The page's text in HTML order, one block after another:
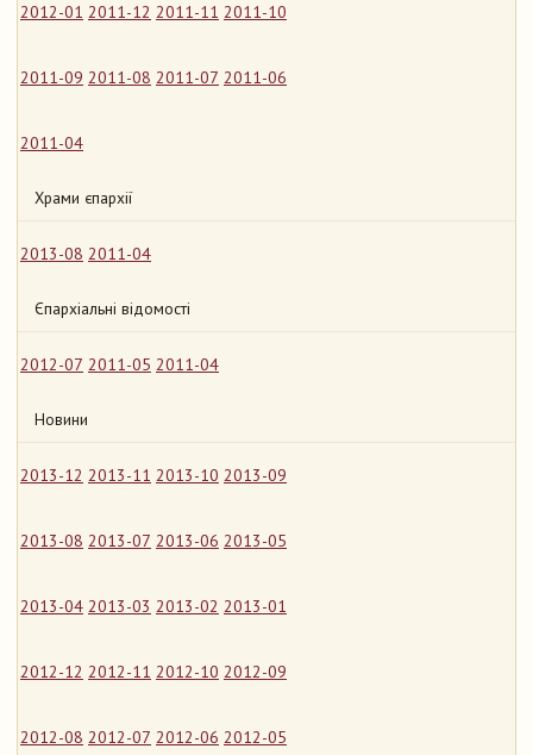
2012-01 2011-12 2011-11 2011-10
2011-09 2011-08 2011-07 2011-06
2011-04
Храми єпархії
2013-08 2011-04
Єпархіальні відомості
2012-07 2011-05 2011-04
Новини
2013-12 2013-11 2013-10 2013-09
2013-08 2013-07 2013-06 2013-05
2013-04 2013-03 2013-02 2013-01
2012-12 2012-11 2012-10 2012-09
2012-08 2012-07 2012-06 2012-05